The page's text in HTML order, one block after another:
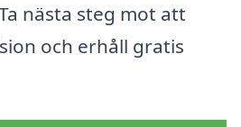
nästa steg mot att
och erhåll gratis